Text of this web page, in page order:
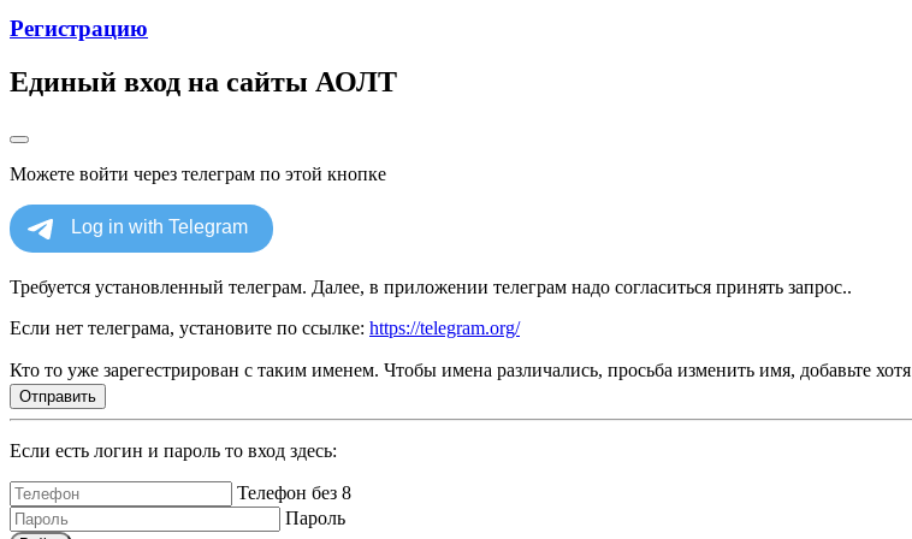
Регистрацию
Единый вход на сайты АОЛТ
Можете войти через телеграм по этой кнопке
Требуется установленный телеграм. Далее, в приложении телеграм надо согласиться принять запрос..
Если нет телеграма, установите по ссылке: https://telegram.org/
Кто то уже зарегестрирован с таким именем. Чтобы имена различались, просьба изменить имя, добавьте
Отправить
Если есть логин и пароль то вход здесь:
Телефон без 8
Пароль